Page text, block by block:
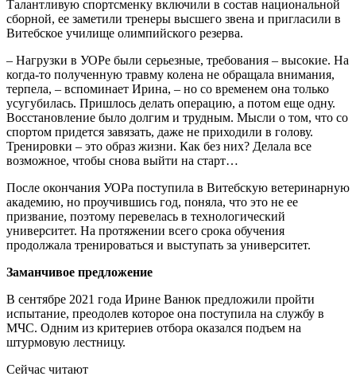
Талантливую спортсменку включили в состав национальной
сборной, ее заметили тренеры высшего звена и пригласили в
Витебское училище олимпийского резерва.
– Нагрузки в УОРе были серьезные, требования – высокие. На
когда-то полученную травму колена не обращала внимания,
терпела, – вспоминает Ирина, – но со временем она только
усугубилась. Пришлось делать операцию, а потом еще одну.
Восстановление было долгим и трудным. Мысли о том, что со
спортом придется завязать, даже не приходили в голову.
Тренировки – это образ жизни. Как без них? Делала все
возможное, чтобы снова выйти на старт…
После окончания УОРа поступила в Витебскую ветеринарную
академию, но проучившись год, поняла, что это не ее
призвание, поэтому перевелась в технологический
университет. На протяжении всего срока обучения
продолжала тренироваться и выступать за университет.
Заманчивое предложение
В сентябре 2021 года Ирине Ванюк предложили пройти
испытание, преодолев которое она поступила на службу в
МЧС. Одним из критериев отбора оказался подъем на
штурмовую лестницу.
Сейчас читают